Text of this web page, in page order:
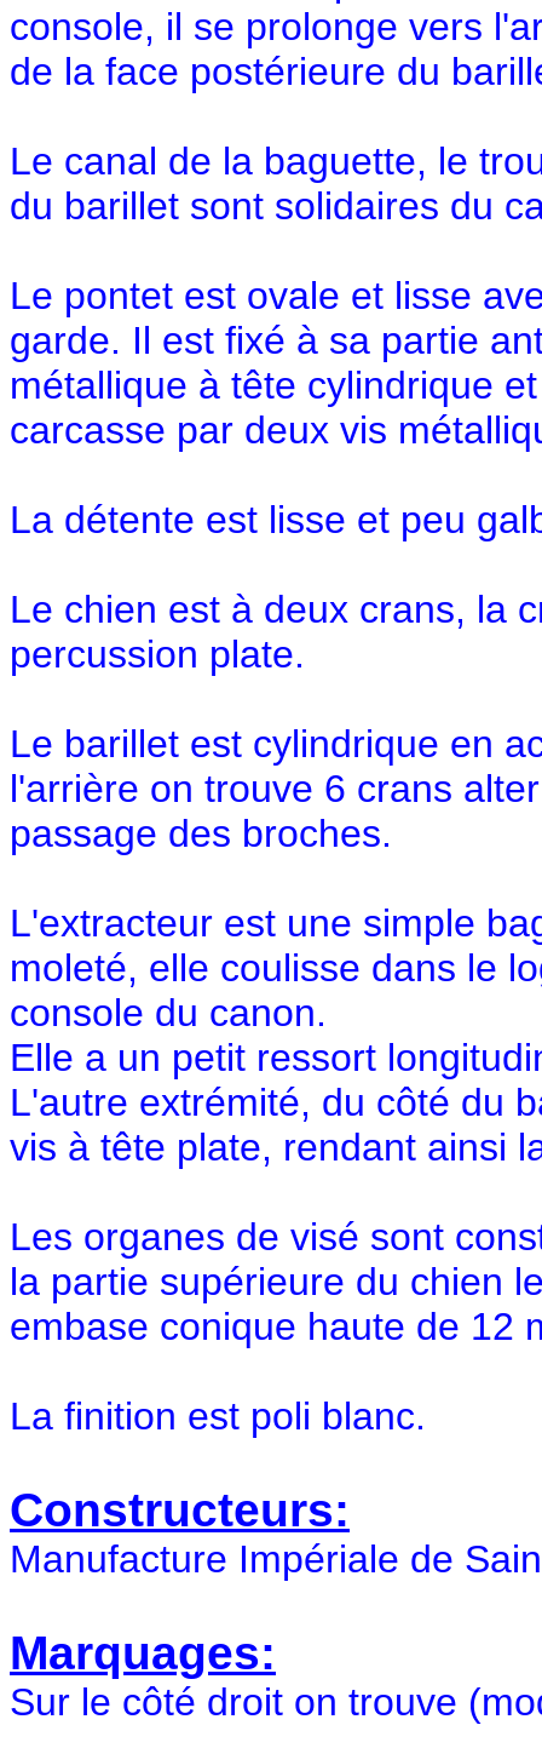
console, il se prolonge vers
de la face postérieure du
Le canal de la baguette, le
du barillet sont solidaires du
Le pontet est ovale et lisse
garde. Il est fixé à sa partie
métallique à tête cylindrique
carcasse par deux vis
La détente est lisse et peu
Le chien est à deux crans, la
percussion plate.
Le barillet est cylindrique en
l'arrière on trouve 6 crans
passage des broches.
L'extracteur est une simple
moleté, elle coulisse dans le
console du canon.
Elle a un petit ressort
L'autre extrémité, du côté du
vis à tête plate, rendant ainsi
Les organes de visé sont
la partie supérieure du chien
embase conique haute de 12
La finition est poli blanc.
Constructeurs:
Manufacture Impériale de
Marquages:
Sur le côté droit on trouve